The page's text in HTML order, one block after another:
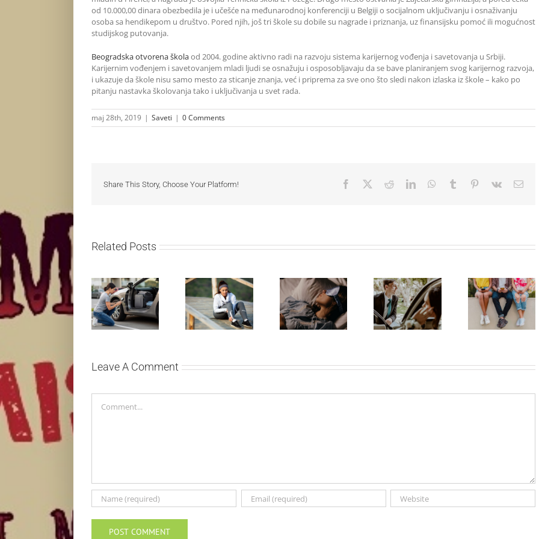
od 10.000,00 dinara obezbedila je i učešće na međunarodnoj konferenciji u Belgiji o socijalnom uključivanju i osnaživanju
osoba sa hendikepom u društvo. Pored njih, još tri škole su dobile su nagrade i priznanja, uz finansijsku pomoć ili mogućnost
studijskog putovanja.
Beogradska otvorena školaod 2004. godine aktivno radi na razvoju sistema karijernog vođenja i savetovanja u Srbiji.
Karijernim vođenjem i savetovanjem mladi ljudi se osnažuju i osposobljavaju da se bave planiranjem svog karijernog razvoja,
i ukazuje da škole nisu samo mesto za sticanje znanja, već i priprema za sve ono što sledi nakon izlaska iz škole – kako po
pitanju nastavka školovanja tako i uključivanja u svet rada.
maj 28th, 2019 | Saveti | 0 Comments
Share This Story, Choose Your Platform! Facebook RedditLinkedInWhatsApp
Tumblr Pinterest
Vk
Related Posts
Kako mladi
vozači mogu
pametno da
Treniraj
pametno:
Kako da
izbegneš
Zašto je
važno da
Matura bez
stresa:
organizacija
dolaska,
Zašto su
pametni
telefoni
Leave A Comment